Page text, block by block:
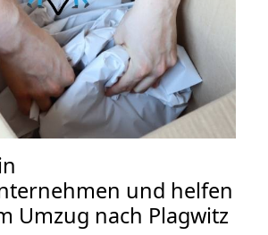
und helfen
Umzug nach Plagwitz